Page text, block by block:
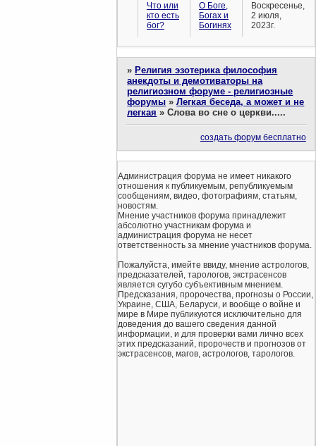
Что или
кто есть
бог?
О Боге,
Богах и
Богинях
Воскресенье,
2 июля,
2023г.
» Религия эзотерика философия
анекдоты и демотиваторы на
религиозном форуме - религиозные
форумы »Легкая беседа, а может и не
легкая »Слова во сне о церкви.....
создать форум бесплатно
Администрация форума не имеет никакого
отношения к публикуемым, републикуемым
сообщениям, видео, фотографиям, статьям,
новостям.
Мнение участников форума принадлежит
абсолютно участникам форума и
администрация форума не несет
ответственность за мнение участников форума.
Пожалуйста, имейте ввиду, мнение астрологов,
предсказателей, тарологов, экстрасенсов
является сугубо субъективным мнением.
Предсказания, пророчества, прогнозы о России,
Украине, США, Беларуси, и вообще о войне и
мире в Мире публикуются исключительно для
доведения до вашего сведения данной
информации, и для проверки вами лично всех
этих предсказаний, пророчеств и прогнозов от
экстрасенсов, магов, астрологов, тарологов.